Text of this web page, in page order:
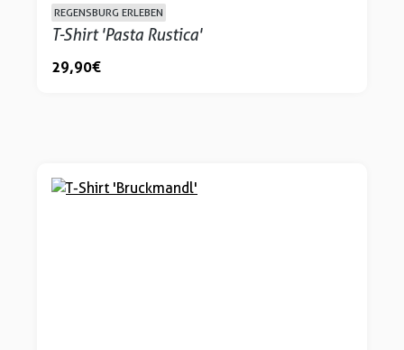
REGENSBURG ERLEBEN
T-Shirt 'Pasta Rustica'
29,90 €